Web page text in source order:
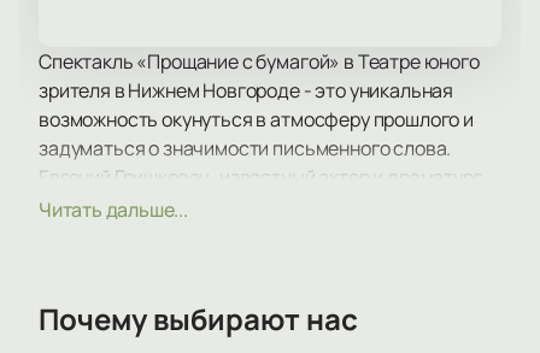
Спектакль «Прощание с бумагой» в Театре юного
зрителя в Нижнем Новгороде - это уникальная
возможность окунуться в атмосферу прошлого и
задуматься о значимости письменного слова.
Евгений Гришковец, известный актер и драматург,
представляет зрителям свою новую работу, где он
Площадка, на которой будет проходить спектакль,
Читать дальше...
Почему выбирают нас